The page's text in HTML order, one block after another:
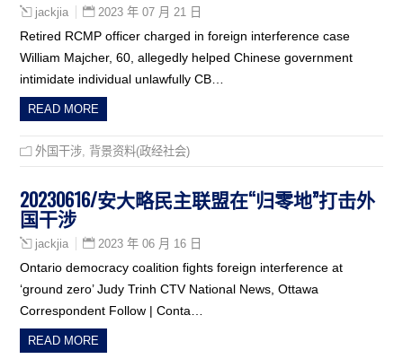
jackjia 2023 年 07 月 21 日
Retired RCMP officer charged in foreign interference case
William Majcher, 60, allegedly helped Chinese government
intimidate individual unlawfully CB…
READ MORE
外国干涉 背景资料(政经社会)
20230616/安大略民主联盟在“归零地”打击外
国干涉
jackjia 2023 年 06 月 16 日
Ontario democracy coalition fights foreign interference at
‘ground zero’ Judy Trinh CTV National News, Ottawa
Correspondent Follow | Conta…
READ MORE